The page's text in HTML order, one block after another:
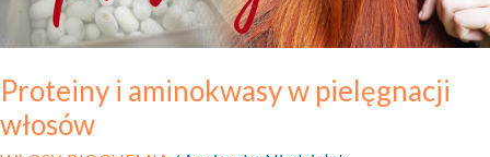
Proteiny i aminokwasy w pielęgnacji
włosów